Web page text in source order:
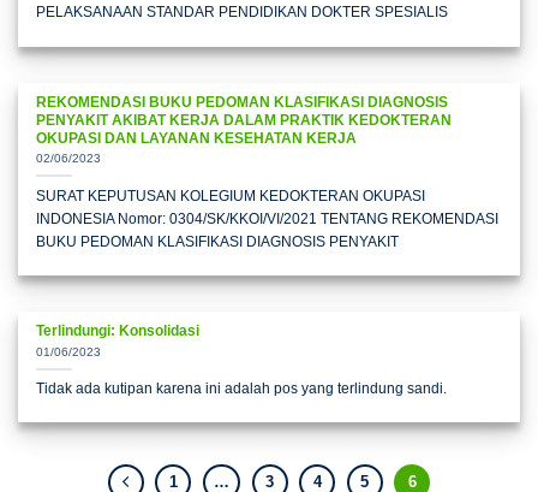
PELAKSANAAN STANDAR PENDIDIKAN DOKTER SPESIALIS
REKOMENDASI BUKU PEDOMAN KLASIFIKASI DIAGNOSIS
PENYAKIT AKIBAT KERJA DALAM PRAKTIK KEDOKTERAN
OKUPASI DAN LAYANAN KESEHATAN KERJA
02/06/2023
SURAT KEPUTUSAN KOLEGIUM KEDOKTERAN OKUPASI
INDONESIA Nomor: 0304/SK/KKOI/VI/2021 TENTANG REKOMENDASI
BUKU PEDOMAN KLASIFIKASI DIAGNOSIS PENYAKIT
Terlindungi: Konsolidasi
01/06/2023
Tidak ada kutipan karena ini adalah pos yang terlindung sandi.
1 … 3 4 5 6